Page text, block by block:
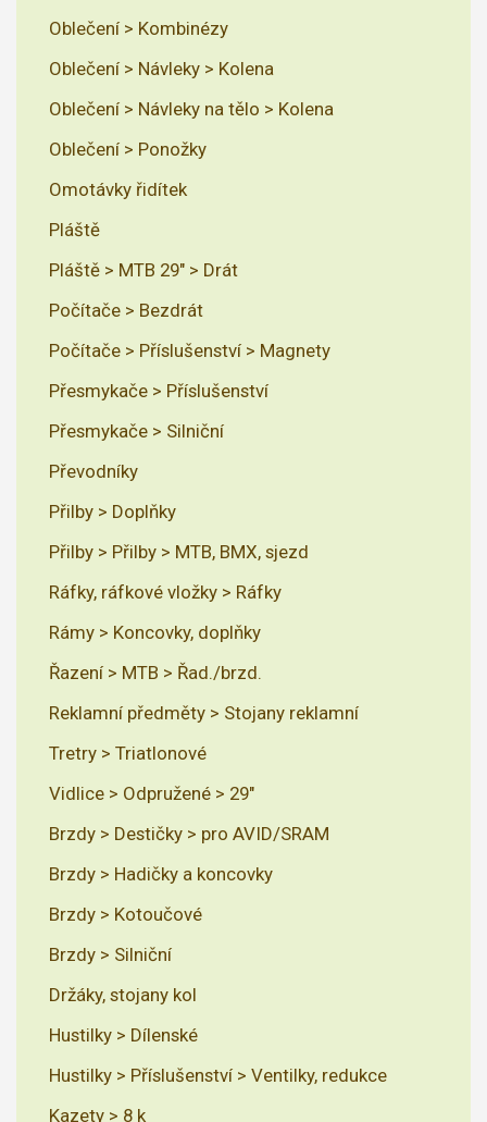
Oblečení > Kombinézy
Oblečení > Návleky > Kolena
Oblečení > Návleky na tělo > Kolena
Oblečení > Ponožky
Omotávky řidítek
Pláště
Pláště > MTB 29" > Drát
Počítače > Bezdrát
Počítače > Příslušenství > Magnety
Přesmykače > Příslušenství
Přesmykače > Silniční
Převodníky
Přilby > Doplňky
Přilby > Přilby > MTB, BMX, sjezd
Ráfky, ráfkové vložky > Ráfky
Rámy > Koncovky, doplňky
Řazení > MTB > Řad./brzd.
Reklamní předměty > Stojany reklamní
Tretry > Triatlonové
Vidlice > Odpružené > 29"
Brzdy > Destičky > pro AVID/SRAM
Brzdy > Hadičky a koncovky
Brzdy > Kotoučové
Brzdy > Silniční
Držáky, stojany kol
Hustilky > Dílenské
Hustilky > Příslušenství > Ventilky, redukce
Kazety > 8 k